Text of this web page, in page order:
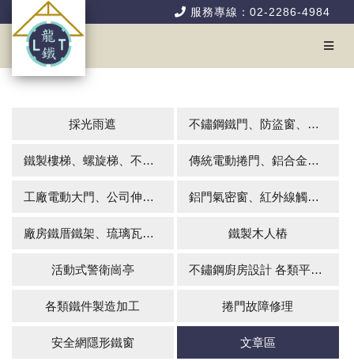
服務專線：02-2286-4984
採光雨遮 不鏽鋼鐵門、防盜窗、花架、硫化銅門
鐵製樓梯、螺旋梯、不銹鋼扶手、欄杆 傳統電動捲門、鋁合金快速捲門
工廠電動大門、公司伸縮大門、伸縮門系列 鋁門氣密窗、紅外線觸控式自動玻璃門
廠房鐵厝鐵架、琉璃瓦牆板組合屋、屋頂防漏無壁式雨棚、矽酸鋁板輕鋼室內隔間 鐵製木人樁
活動式警衛崗亭 不鏽鋼廚房設計 各類平台施工
各類鐵件製造加工 捲門故障修理
安全網隱形鐵窗 文章區